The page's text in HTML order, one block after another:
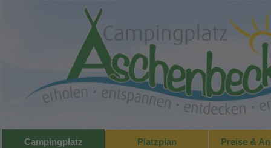
Campingplatz Platzplan Preise &